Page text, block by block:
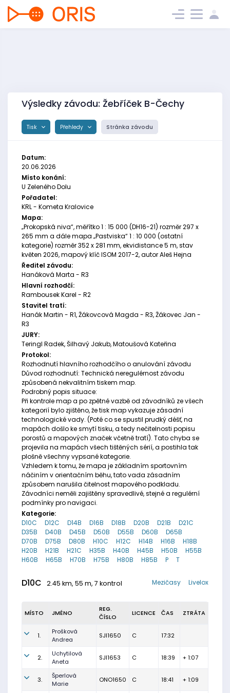
Výsledky závodu: Žebříček B-Čechy
Tisk Přehledy Stránka závodu
Datum:
20.06.2026
Místo konání:
U Zeleného Dolu
Pořadatel:
KRL - Kometa Kralovice
Mapa:
„Prokopská niva“, měřítko 1 : 15 000 (DH16-21) rozměr 297 x
265 mm a dále mapa „Pastviska“ 1 : 10 000 (ostatní
kategorie) rozměr 352 x 281 mm, ekvidistance 5 m, stav
květen 2026, mapový klíč ISOM 2017-2, autor Aleš Hejna
Ředitel závodu:
Hanáková Marta - R3
Hlavní rozhodčí:
Rambousek Karel - R2
Stavitel tratí:
Hanák Martin - R1, Žákovcová Magda - R3, Žákovec Jan -
R3
JURY:
Teringl Radek, Šilhavý Jakub, Matoušová Kateřina
Protokol:
Rozhodnutí hlavního rozhodčího o anulování závodu
Důvod rozhodnutí: Technická neregulérnost závodu
způsobená nekvalitním tiskem map.
Podrobný popis situace:
Při kontrole map a po zpětné vazbě od závodníků ze všech
kategorií bylo zjištěno, že tisk map vykazuje zásadní
technologické vady. (Poté co se spustil prudký déšť, na
mapách došlo ke smytí tisku, a tedy nečitelnosti popisu
porostů a mapových značek včetně tratí). Tato chyba se
projevila na mapách všech tištěných sérií, a postihla tak
plošně všechny vypsané kategorie.
Vzhledem k tomu, že mapa je základním sportovním
náčiním v orientačním běhu, tato vada zásadním
způsobem narušila čitelnost mapového podkladu.
Závodníci neměli zajištěny spravedlivé, stejné a regulérní
podmínky pro navigaci.
Kategorie:
D10C
D12C D14B D16B D18B D20B D21B
D21C
D35B
D40B D45B D50B D55B D60B
D65B
D70B
D75B D80B H10C H12C H14B H16B
H18B
H20B
H21B H21C H35B H40B H45B H50B
H55B
H60B
H65B H70B H75B H80B H85B P T
D10C 2.45 km, 55 m, 7 kontrol Livelox
Mezičasy
MÍSTO JMÉNO
REG.
ČÍSLO
LICENCE ČAS ZTRÁTA
1.
Prošková
Andrea
SJI1650 C 17:32
2.
Uchytilová
Aneta
SJI1653 C 18:39 + 1:07
3.
Šperlová
Marie
ONO1650 C 18:41 + 1:09